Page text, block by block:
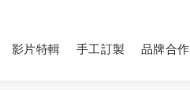
影片特輯 手工訂製 品牌合作